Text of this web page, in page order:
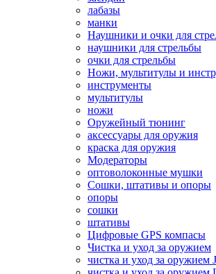
лабазы
манки
Наушники и очки для
наушники для стрельбы
очки для стрельбы
Ножи, мультитулы и
инструменты
мультитулы
ножи
Оружейный тюнинг
аксессуары для оружия
краска для оружия
Модераторы
оптоволоконные мушки
Сошки, штативы и опоры
опоры
сошки
штативы
Цифровые GPS компасы
Чистка и уход за оружием
чистка и уход за оружием